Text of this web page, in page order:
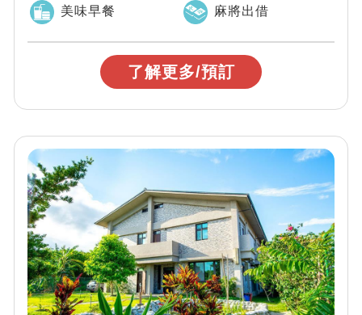
美味早餐 麻將出借
了解更多/預訂